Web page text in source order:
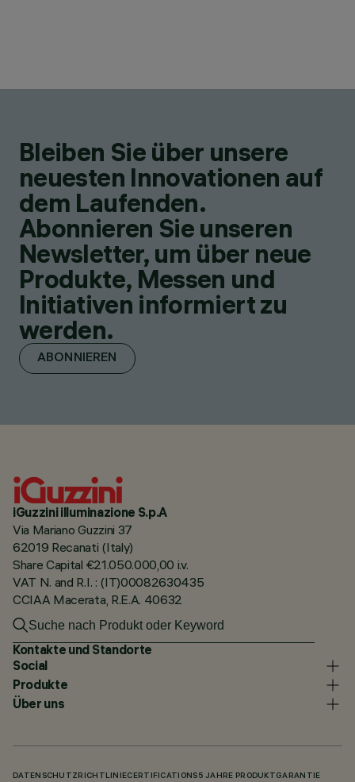
Bleiben Sie über unsere
neuesten Innovationen auf
dem Laufenden.
Abonnieren Sie unseren
Newsletter, um über neue
Produkte, Messen und
Initiativen informiert zu
werden.
ABONNIEREN
iGuzzini illuminazione S.p.A
Via Mariano Guzzini 37
62019 Recanati (Italy)
Share Capital €21.050.000,00 i.v.
VAT N. and R.I. : (IT)00082630435
CCIAA Macerata, R.E.A. 40632
Kontakte und Standorte
Social
Produkte
Über uns
DATENSCHUTZRICHTLINIECERTIFICATIONS 5 JAHRE PRODUKTGARANTIE